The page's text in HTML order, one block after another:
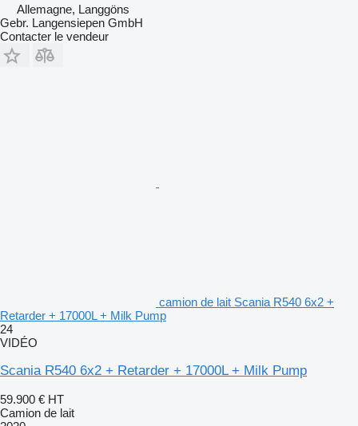
Allemagne, Langgöns
Gebr. Langensiepen GmbH
Contacter le vendeur
camion de lait Scania R540 6x2 +
Retarder + 17000L + Milk Pump
24
VIDÉO
Scania R540 6x2 + Retarder + 17000L + Milk Pump
59.900 € HT
Camion de lait